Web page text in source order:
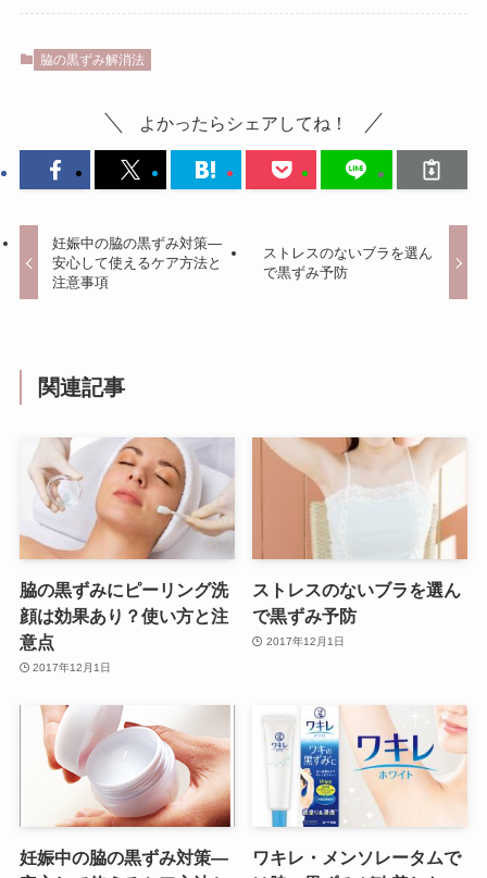
脇の黒ずみ解消法
よかったらシェアしてね！
妊娠中の脇の黒ずみ対策—
安心して使えるケア方法と
注意事項
ストレスのないブラを選ん
で黒ずみ予防
関連記事
脇の黒ずみにピーリング洗
顔は効果あり？使い方と注
意点
2017年12月1日
ストレスのないブラを選ん
で黒ずみ予防
2017年12月1日
妊娠中の脇の黒ずみ対策—
ワキレ・メンソレータムで